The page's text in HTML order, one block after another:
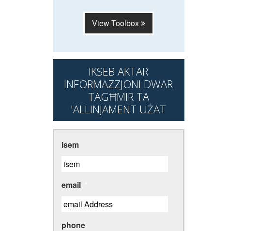
View Toolbox
IKSEB AKTAR
INFORMAZZJONI DWAR
TAGĦMIR TA
'ALLINJAMENT UŻAT
isem
email
phone